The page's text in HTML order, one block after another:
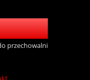
przechowalni